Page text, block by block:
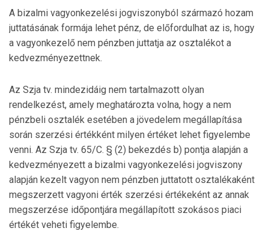
A bizalmi vagyonkezelési jogviszonyból származó hozam
juttatásának formája lehet pénz, de előfordulhat az is, hogy
a vagyonkezelő nem pénzben juttatja az osztalékot a
kedvezményezettnek.
Az Szja tv. mindezidáig nem tartalmazott olyan
rendelkezést, amely meghatározta volna, hogy a nem
pénzbeli osztalék esetében a jövedelem megállapítása
során szerzési értékként milyen értéket lehet figyelembe
venni. Az Szja tv. 65/C. § (2) bekezdés b) pontja alapján a
kedvezményezett a bizalmi vagyonkezelési jogviszony
alapján kezelt vagyon nem pénzben juttatott osztalékaként
megszerzett vagyoni érték szerzési értékeként az annak
megszerzése időpontjára megállapított szokásos piaci
értékét veheti figyelembe.